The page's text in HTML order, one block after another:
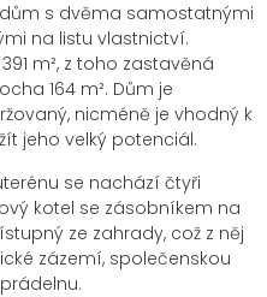
s dvěma samostatnými
na listu vlastnictví.
m², z toho zastavěná
164 m². Dům je
nicméně je vhodný k
jeho velký potenciál.
se nachází čtyři
kotel se zásobníkem na
ze zahrady, což z něj
zázemí, společenskou